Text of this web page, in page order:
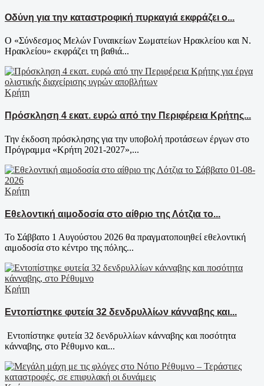
Οδύνη για την καταστροφική πυρκαγιά εκφράζει ο...
Ο «Σύνδεσμος Μελών Γυναικείων Σωματείων Ηρακλείου και Ν.
Ηρακλείου» εκφράζει τη βαθιά...
Κρήτη
Πρόσκληση 4 εκατ. ευρώ από την Περιφέρεια Κρήτης...
Την έκδοση πρόσκλησης για την υποβολή προτάσεων έργων στο
Πρόγραμμα «Κρήτη 2021-2027»,...
Κρήτη
Εθελοντική αιμοδοσία στο αίθριο της Λότζια το...
Το Σάββατο 1 Αυγούστου 2026 θα πραγματοποιηθεί εθελοντική
αιμοδοσία στο κέντρο της πόλης...
Κρήτη
Εντοπίστηκε φυτεία 32 δενδρυλλίων κάνναβης και...
Εντοπίστηκε φυτεία 32 δενδρυλλίων κάνναβης και ποσότητα
κάνναβης, στο Ρέθυμνο και...